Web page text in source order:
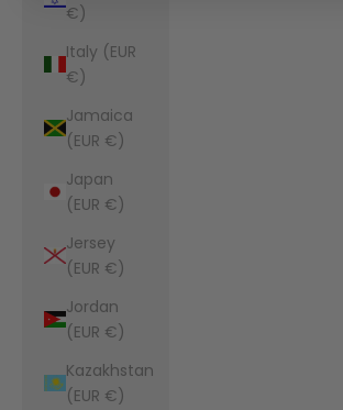
€)
Italy (EUR
€)
Jamaica
(EUR €)
Japan
(EUR €)
Jersey
(EUR €)
Jordan
(EUR €)
Kazakhstan
(EUR €)